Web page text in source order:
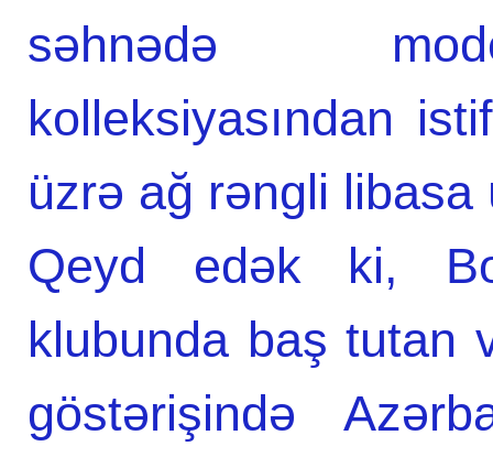
səhnədə
kolleksiyasından
üzrə ağ rəngli
Qeyd edək ki,
klubunda baş tutan
göstərişində